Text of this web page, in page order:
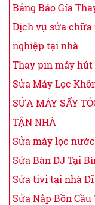
Bảng Báo Gía
Dịch vụ sửa
nghiệp tại nhà
Thay pin máy hút
Sửa Máy Lọc
SỬA MÁY SẤY
TẬN NHÀ
Sửa máy lọc
Sửa Bàn DJ Tại
Sửa tivi tại nhà
Sửa Nắp Bồn